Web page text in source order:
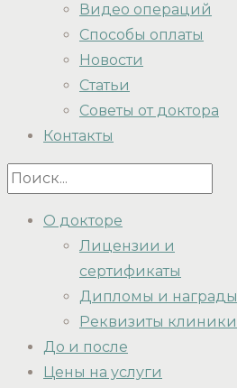
Видео операций
Способы оплаты
Новости
Статьи
Советы от доктора
Контакты
О докторе
Лицензии и
сертификаты
Дипломы и награды
Реквизиты клиники
До и после
Цены на услуги